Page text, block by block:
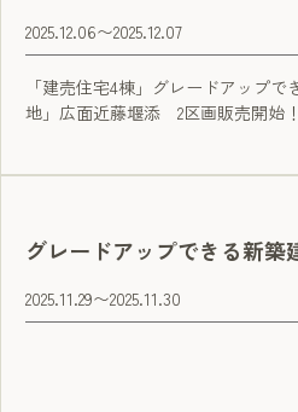
2025.12.06〜2025.12.07
「建売住宅4棟」グレードアップ
地」広面近藤堰添 2区画販売開始！
グレードアップできる新築
2025.11.29〜2025.11.30